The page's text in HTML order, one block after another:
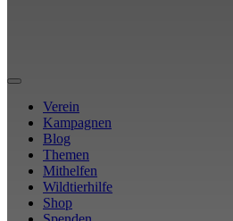
Verein
Kampagnen
Blog
Themen
Mithelfen
Wildtierhilfe
Shop